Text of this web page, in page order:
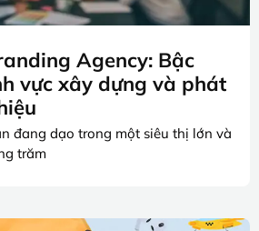
Agency: Bậc
vực xây dựng và phát
đang dạo trong một siêu thị lớn và
trăm